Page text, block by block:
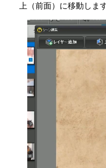
上（前面）に移動します